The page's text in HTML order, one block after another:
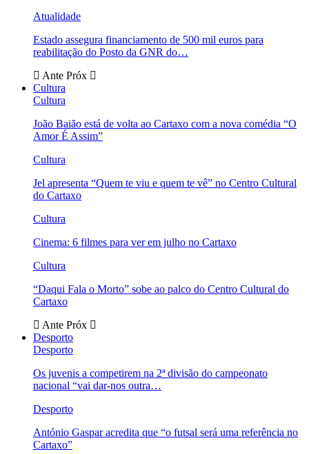
Atualidade
Estado assegura financiamento de 500 mil euros para
reabilitação do Posto da GNR do…
Ante Próx
Cultura
Cultura
João Baião está de volta ao Cartaxo com a nova comédia “O
Amor É Assim”
Cultura
Jel apresenta “Quem te viu e quem te vê” no Centro Cultural
do Cartaxo
Cultura
Cinema: 6 filmes para ver em julho no Cartaxo
Cultura
“Daqui Fala o Morto” sobe ao palco do Centro Cultural do
Cartaxo
Ante Próx
Desporto
Desporto
Os juvenis a competirem na 2ª divisão do campeonato
nacional “vai dar-nos outra…
Desporto
António Gaspar acredita que “o futsal será uma referência no
Cartaxo”